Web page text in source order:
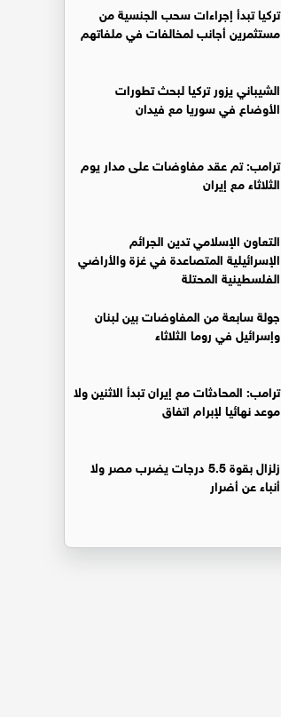
تركيا تبدأ إجراءات سحب الجنسية من
مستثمرين أجانب لمخالفات في ملفاتهم
‏الشيباني يزور تركيا لبحث تطورات
الأوضاع في سوريا مع فيدان
ترامب: تم عقد مفاوضات على مدار يوم
الثلاثاء مع إيران
التعاون الإسلامي تدين الجرائم
الإسرائيلية المتصاعدة في غزة والأراضي
الفلسطينية المحتلة
جولة سابعة من المفاوضات بين لبنان
وإسرائيل في روما الثلاثاء
ترامب: المحادثات مع إيران تبدأ الاثنين ولا
موعد نهائيا لإبرام اتفاق
زلزال بقوة 5.5 درجات يضرب مصر ولا
أنباء عن أضرار